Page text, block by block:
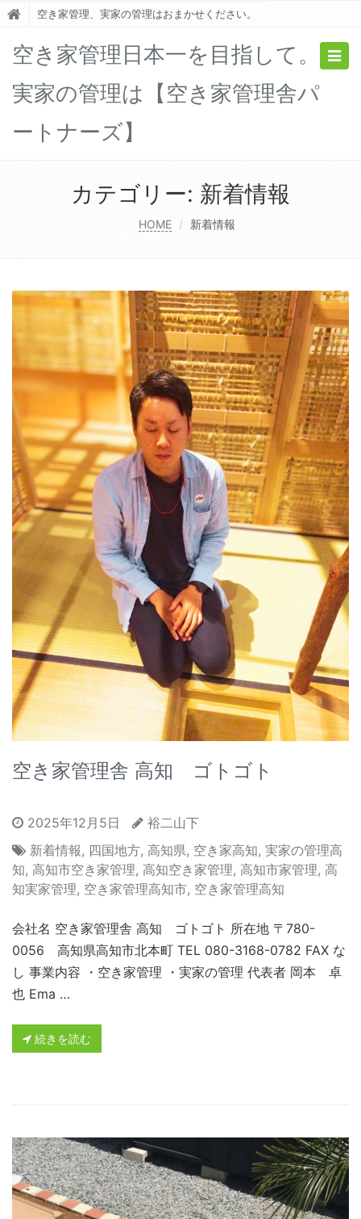
空き家管理、実家の管理はおまかせください。
空き家管理日本一を目指して。
実家の管理は【空き家管理舎パ
ートナーズ】
カテゴリー: 新着情報
HOME 新着情報
空き家管理舎 高知 ゴトゴト
2025年12月5日
裕二山下
新着情報 , 四国地方, 高知県, 空き家高知, 実家の管理高
知, 高知市空き家管理, 高知空き家管理, 高知市家管理, 高
知実家管理, 空き家管理高知市, 空き家管理高知
会社名 空き家管理舎 高知 ゴトゴト 所在地 〒780-
0056 高知県高知市北本町 TEL 080-3168-0782 FAX な
し 事業内容 ・空き家管理 ・実家の管理 代表者 岡本 卓
也 Ema …
続きを読む